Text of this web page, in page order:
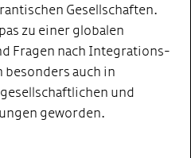
Gesellschaften.
zu einer globalen
Fragen nach Integrations-
auch in
und
geworden.